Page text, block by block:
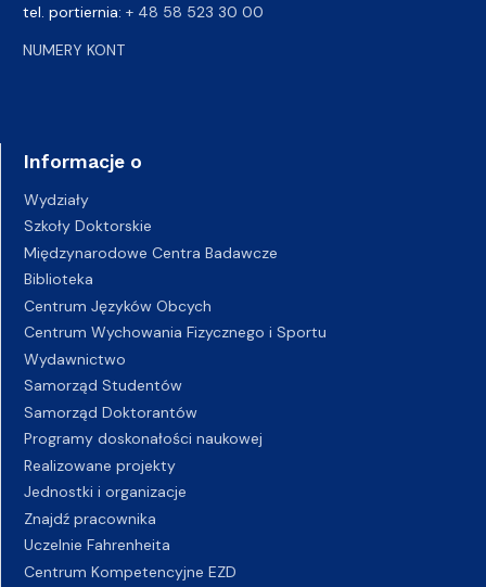
tel. portiernia: + 48 58 523 30 00
NUMERY KONT
Informacje o
Wydziały
Szkoły Doktorskie
Międzynarodowe Centra Badawcze
Biblioteka
Centrum Języków Obcych
Centrum Wychowania Fizycznego i Sportu
Wydawnictwo
Samorząd Studentów
Samorząd Doktorantów
Programy doskonałości naukowej
Realizowane projekty
Jednostki i organizacje
Znajdź pracownika
Uczelnie Fahrenheita
Centrum Kompetencyjne EZD